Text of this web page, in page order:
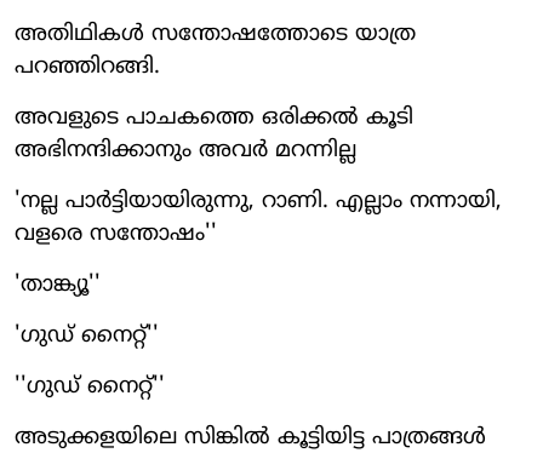
അതിഥികള്‍ സന്തോഷത്തോടെ യാത്ര
പറഞ്ഞിറങ്ങി.
അവളുടെ പാചകത്തെ ഒരിക്കല്‍ കൂടി
അഭിനന്ദിക്കാനും അവര്‍ മറന്നില്ല
'നല്ല പാര്‍ട്ടിയായിരുന്നു, റാണി. എല്ലാം നന്നായി,
വളരെ സന്തോഷം''
'താങ്ക്യൂ''
'ഗുഡ് നൈറ്റ്''
''ഗുഡ് നൈറ്റ്''
അടുക്കളയിലെ സിങ്കില്‍ കൂട്ടിയിട്ട പാത്രങ്ങള്‍